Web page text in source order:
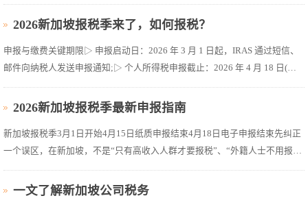
种涵盖：利得税：这类似于中国大陆的企业所得税，需按年度进行申报(税务
局会寄送税表)。新成立的香港公司，通常自成立后的第18个月起需开始提交
2026新加坡报税季来了，如何报税？
申报与缴费关键期限▷ 申报启动日：2026 年 3 月 1 日起，IRAS 通过短信、
邮件向纳税人发送申报通知;▷ 个人所得税申报截止：2026 年 4 月 18 日(申
报 2025 自然年度收入);▷ 雇主自动申报截止：2026 年 3 月 1 日前，参与 “雇
佣入息自动纳入计划(AIS)” 的雇主需提交员工 2025 年度收入数据;温馨提示...
2026新加坡报税季最新申报指南
新加坡报税季3月1日开始4月15日纸质申报结束4月18日电子申报结束先纠正
一个误区，在新加坡，不是“只有高收入人群才要报税”、“外籍人士不用报
税。”新加坡个税申报遵循“全民申报、依法纳税”原则。只要你符合以下任一
条件，就必须在规定时间内完成申报，哪怕年收入低于免税额度，也需要履
一文了解新加坡公司税务